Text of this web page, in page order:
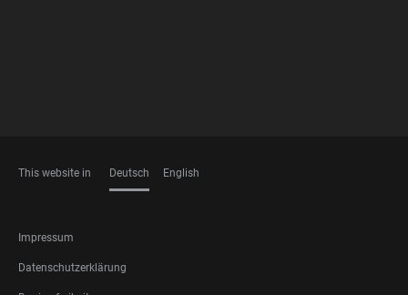
This website in Deutsch English
FOOTER
LEGAL
Impressum
Datenschutzerklärung